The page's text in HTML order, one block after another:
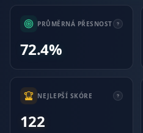
PRŮMĚRNÁ PŘESNOST
72.4%
NEJLEPŠÍ SKÓRE
122